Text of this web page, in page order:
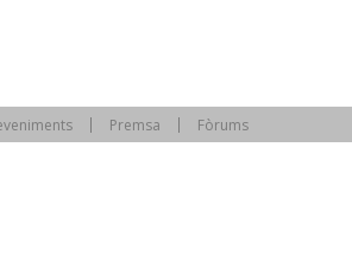
Premsa Fòrums